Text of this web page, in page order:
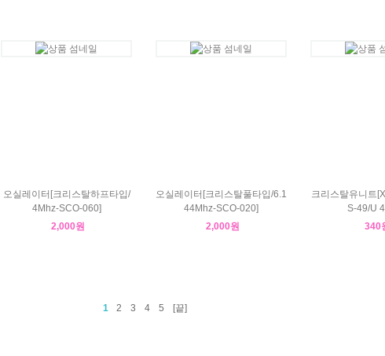
오실레이터[크리스탈하프타입/
4Mhz-SCO-060]
2,000원
오실레이터[크리스탈풀타입/6.1
44Mhz-SCO-020]
2,000원
크리스탈유니트
S-49/U
340
1 2 3 4 5 [끝]